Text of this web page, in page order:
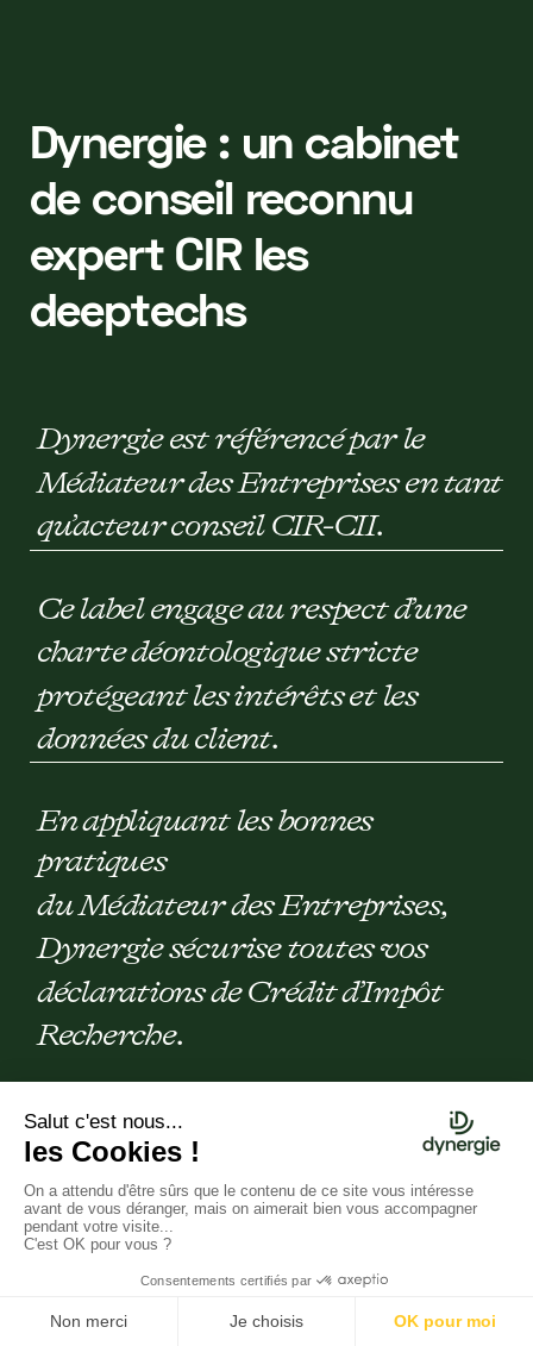
Dynergie : un cabinet
de conseil reconnu
expert CIR les
deeptechs
Dynergie est référencé par le
Médiateur des Entreprises en tant
qu’acteur conseil CIR-CII.
Ce label engage au respect d’une
charte déontologique stricte
protégeant les intérêts et les
données du client.
En appliquant les bonnes
pratiques
du Médiateur des Entreprises,
Dynergie sécurise toutes vos
déclarations de Crédit d’Impôt
Recherche.